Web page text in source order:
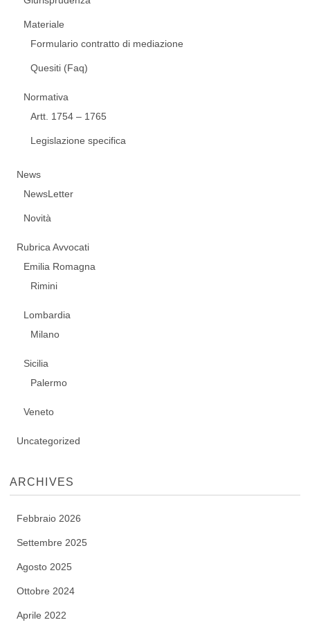
Materiale
Formulario contratto di mediazione
Quesiti (Faq)
Normativa
Artt. 1754 – 1765
Legislazione specifica
News
NewsLetter
Novità
Rubrica Avvocati
Emilia Romagna
Rimini
Lombardia
Milano
Sicilia
Palermo
Veneto
Uncategorized
ARCHIVES
Febbraio 2026
Settembre 2025
Agosto 2025
Ottobre 2024
Aprile 2022